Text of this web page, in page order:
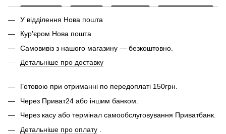
У відділення Нова пошта
Кур'єром Нова пошта
Самовивіз з нашого магазину — безкоштовно.
Детальніше про доставку
Готовою при отриманні по передоплаті 150грн.
Через Приват24 або іншим банком.
Через касу або термінал самообслуговування Приватбанк.
Детальніше про оплату